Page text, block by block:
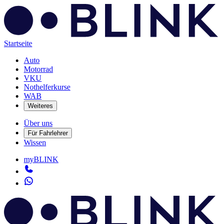
Startseite
Auto
Motorrad
VKU
Nothelferkurse
WAB
Weiteres
Über uns
Für Fahrlehrer
Wissen
myBLINK